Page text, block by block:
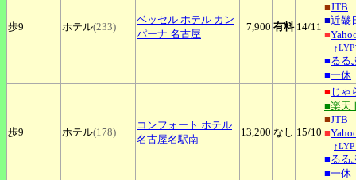
歩9 ホテル(233)
ベッセル ホテル カン
パーナ 名古屋
7,900 有料 14/11
■JTB
■近畿
■
■るる
■一休
歩9 ホテル(178)
コンフォート ホテル
名古屋名駅南
13,200 なし 15/10
■ じゃ
■楽天
■JTB
■
■るる
■一休